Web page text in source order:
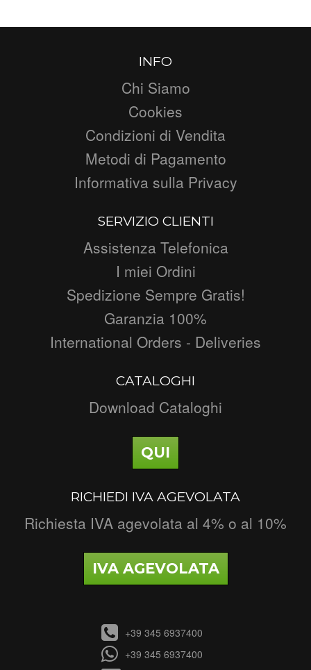
INFO
Chi Siamo
Cookies
Condizioni di Vendita
Metodi di Pagamento
Informativa sulla Privacy
SERVIZIO CLIENTI
Assistenza Telefonica
I miei Ordini
Spedizione Sempre Gratis!
Garanzia 100%
International Orders - Deliveries
CATALOGHI
Download Cataloghi
QUI
RICHIEDI IVA AGEVOLATA
Richiesta IVA agevolata al 4% o al 10%
IVA AGEVOLATA
+39 345 6937400
+39 345 6937400